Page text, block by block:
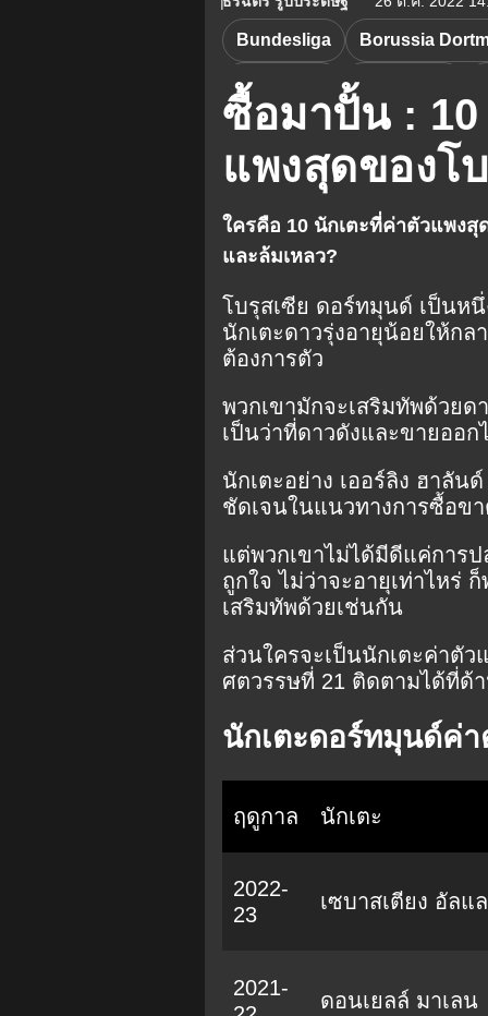
ซื้อมาปั้น :
แพงสุดของโ
Bundesliga Borussia
ตลาดนักเตะ O. Dembele
D. Malen A. Diallo H.
ลิสต์
ใครคือ 10 นักเตะที่ค่าตัวแพง
และล้มเหลว?
โบรุสเซีย ดอร์ทมุนด์ เป็นห
นักเตะดาวรุ่งอายุน้อยให้ก
ต้องการตัว
พวกเขามักจะเสริมทัพด้วยด
เป็นว่าที่ดาวดังและขายออ
นักเตะอย่าง เออร์ลิง ฮาลัน
ชัดเจนในแนวทางการซื้อข
แต่พวกเขาไม่ได้มีดีแค่การป
ถูกใจ ไม่ว่าจะอายุเท่าไหร่
เสริมทัพด้วยเช่นกัน
ส่วนใครจะเป็นนักเตะค่าตั
ศตวรรษที่ 21 ติดตามได้ที่ด้
นักเตะดอร์ทมุนด์ค่
ฤดูกาล นักเตะ
2022-
23
เซบาสเตียง อัลแ
2021-
ดอนเยลล์ มาเลน